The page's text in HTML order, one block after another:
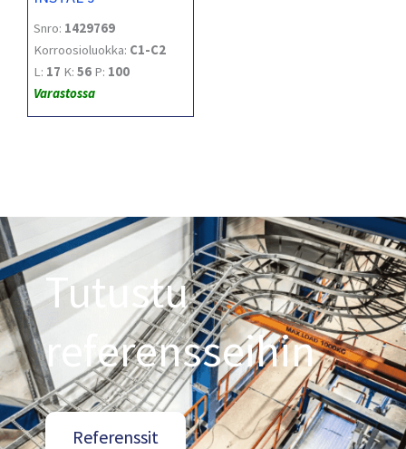
Snro: 1429769
Korroosioluokka: C1-C2
L: 17 K: 56 P: 100
Varastossa
Tutustu
referensseihin
Referenssit